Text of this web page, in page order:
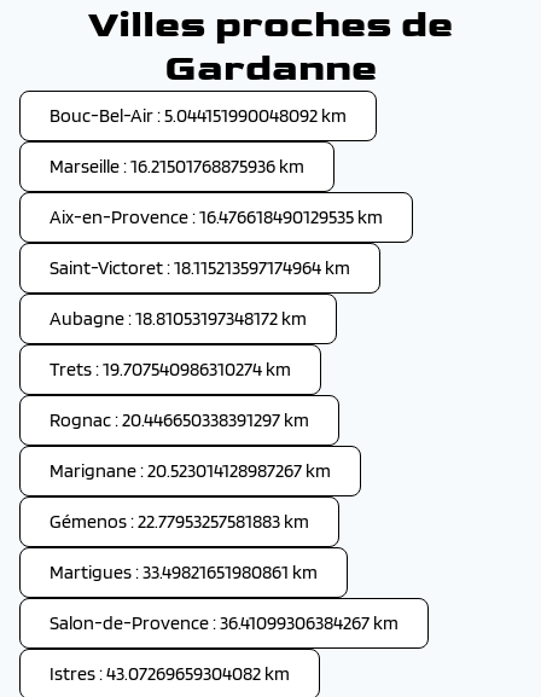
Villes proches de
Gardanne
Bouc-Bel-Air : 5.044151990048092 km
Marseille : 16.21501768875936 km
Aix-en-Provence : 16.476618490129535 km
Saint-Victoret : 18.115213597174964 km
Aubagne : 18.81053197348172 km
Trets : 19.707540986310274 km
Rognac : 20.446650338391297 km
Marignane : 20.523014128987267 km
Gémenos : 22.77953257581883 km
Martigues : 33.49821651980861 km
Salon-de-Provence : 36.41099306384267 km
Istres : 43.07269659304082 km